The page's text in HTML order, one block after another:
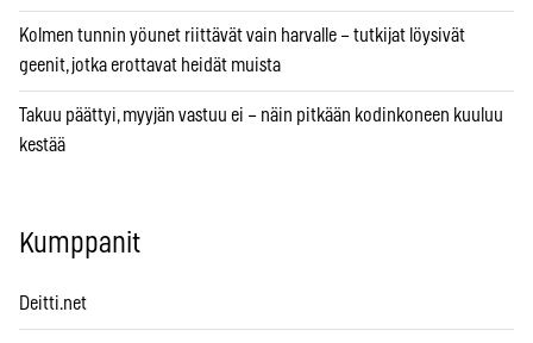
Kolmen tunnin yöunet riittävät vain harvalle – tutkijat löysivät
geenit, jotka erottavat heidät muista
Takuu päättyi, myyjän vastuu ei – näin pitkään kodinkoneen kuuluu
kestää
Kumppanit
Deitti.net